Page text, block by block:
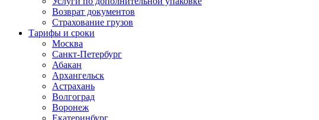
Возврат документов
Страхование грузов
Тарифы и сроки
Москва
Санкт-Петербург
Абакан
Архангельск
Астрахань
Волгоград
Воронеж
Екатеринбург